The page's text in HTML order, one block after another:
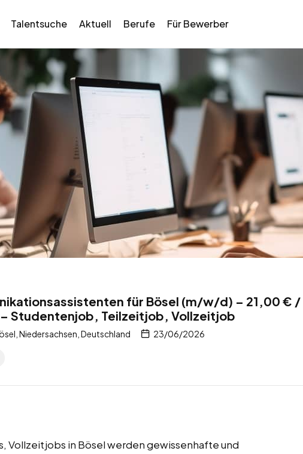
Talentsuche Aktuell Berufe Für Bewerber
für Bösel (m/w/d) – 21,00 € /
Studentenjob, Teilzeitjob, Vollzeitjob
Niedersachsen, Deutschland 23/06/2026
Vollzeitjobs in Bösel werden gewissenhafte und